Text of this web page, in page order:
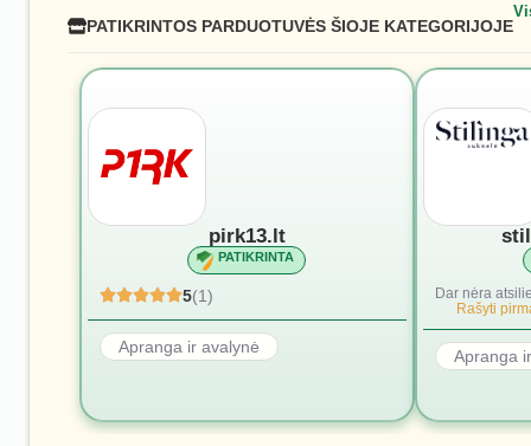
PATIKRINTOS PARDUOTUVĖS ŠIOJE KATEGORIJOJE
pirk13.lt
PATIKRINTA
5(1)
Apranga ir avalynė
Dar nėra
Rašyti
Apranga